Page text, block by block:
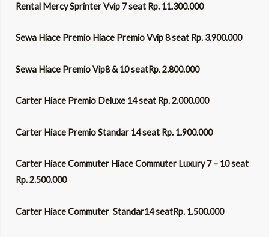
Rental Mercy Sprinter Vvip 7 seat Rp. 11.300.000
Sewa Hiace Premio Hiace Premio Vvip 8 seat Rp. 3.900.000
Sewa Hiace Premio Vip8 & 10 seatRp. 2.800.000
Carter Hiace Premio Deluxe 14 seat Rp. 2.000.000
Carter Hiace Premio Standar 14 seat Rp. 1.900.000
Carter Hiace Commuter Hiace Commuter Luxury 7 – 10 seat
Rp. 2.500.000
Carter Hiace Commuter Standar14 seatRp. 1.500.000